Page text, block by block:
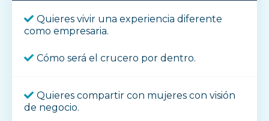
Quieres vivir una experiencia diferente
como empresaria.
Cómo será el crucero por dentro.
Quieres compartir con mujeres con visión
de negocio.